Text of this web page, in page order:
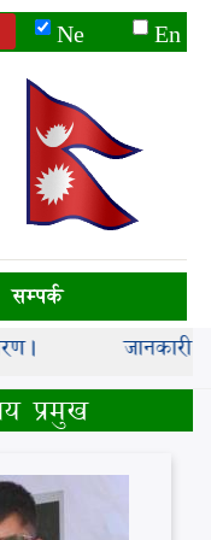
Ne En
सम्पर्क
जानकारी
प्रमुख